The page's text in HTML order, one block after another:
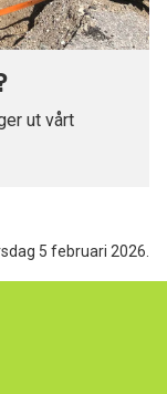
ut vårt
5 februari 2026.